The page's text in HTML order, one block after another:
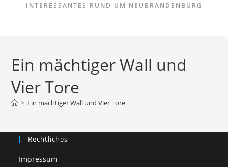
INTERESSANTES RUND UM NEUBRANDENBURG
Ein mächtiger Wall und
Vier Tore
> Ein mächtiger Wall und Vier Tore
Rechtliches
Impressum